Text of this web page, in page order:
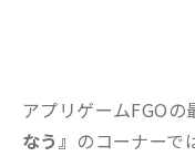
アプリゲームFGO
なう』 のコーナーで